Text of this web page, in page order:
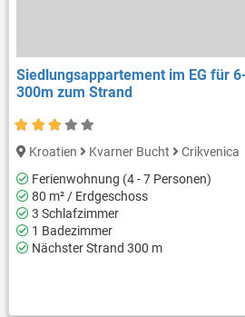
Siedlungsappartement im EG für
300m zum Strand
Kroatien Kvarner Bucht
Crikvenica
Ferienwohnung (4 - 7 Personen)
80 m² / Erdgeschoss
3 Schlafzimmer
1 Badezimmer
Nächster Strand 300 m